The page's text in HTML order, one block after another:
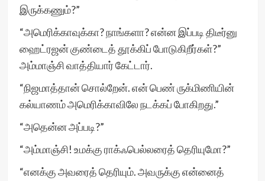
இருக்கணும்?”
“அமெரிக்காவுக்கா? நாங்களா? என்ன இப்படி திடீர்னு
ஹைட்ரஜன் குண்டைத் தூக்கிப் போடுகிறீர்கள்?”
அம்மாஞ்சி வாத்தியார் கேட்டார்.
“நிஜமாத்தான் சொல்றேன். என் பெண் ருக்மிணியின்
கல்யாணம் அமெரிக்காவிலே நடக்கப் போகிறது.”
“அதென்ன அப்படி?”
“அம்மாஞ்சி! உமக்கு ராக்ஃபெல்லரைத் தெரியுமோ?”
“எனக்கு அவரைத் தெரியும். அவருக்கு என்னைத்